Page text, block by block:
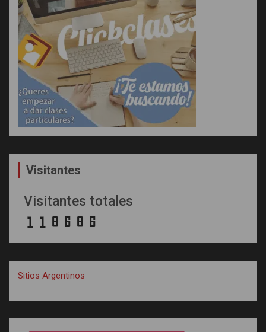
Visitantes
Visitantes totales
Sitios Argentinos